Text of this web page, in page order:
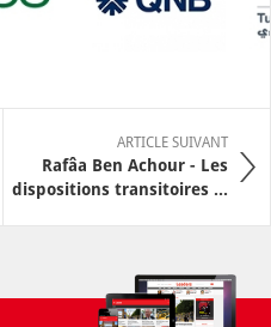
ARTICLE SUIVANT
Rafâa Ben Achour - Les
dispositions transitoires ...